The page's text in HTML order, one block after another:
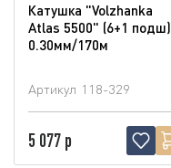
Катушка "Volzhanka
Atlas 5500" (6+1 подш)
0.30мм/170м
Артикул 118-329
5 077 р